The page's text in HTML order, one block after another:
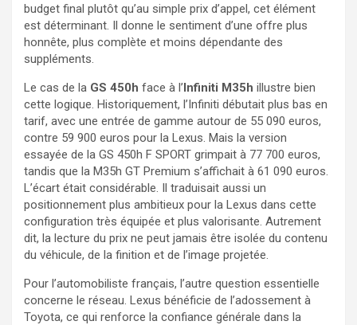
budget final plutôt qu’au simple prix d’appel, cet élément
est déterminant. Il donne le sentiment d’une offre plus
honnête, plus complète et moins dépendante des
suppléments.
Le cas de la GS 450h face à l’Infiniti M35h illustre bien
cette logique. Historiquement, l’Infiniti débutait plus bas en
tarif, avec une entrée de gamme autour de 55 090 euros,
contre 59 900 euros pour la Lexus. Mais la version
essayée de la GS 450h F SPORT grimpait à 77 700 euros,
tandis que la M35h GT Premium s’affichait à 61 090 euros.
L’écart était considérable. Il traduisait aussi un
positionnement plus ambitieux pour la Lexus dans cette
configuration très équipée et plus valorisante. Autrement
dit, la lecture du prix ne peut jamais être isolée du contenu
du véhicule, de la finition et de l’image projetée.
Pour l’automobiliste français, l’autre question essentielle
concerne le réseau. Lexus bénéficie de l’adossement à
Toyota, ce qui renforce la confiance générale dans la